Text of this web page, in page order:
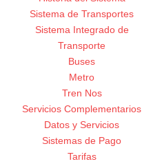
Sistema de Transportes
Sistema Integrado de
Transporte
Buses
Metro
Tren Nos
Servicios Complementarios
Datos y Servicios
Sistemas de Pago
Tarifas